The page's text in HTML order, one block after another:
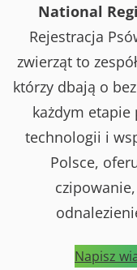
National
Rejestracja
zwierząt to
którzy dbają o
każdym etapie
technologii i
Polsce,
Napisz